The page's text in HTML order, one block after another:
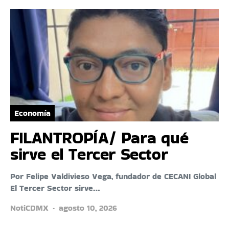
Economía
FILANTROPÍA/ Para qué
sirve el Tercer Sector
Por Felipe Valdivieso Vega, fundador de CECANI Global
El Tercer Sector sirve…
NotiCDMX
agosto 10, 2026